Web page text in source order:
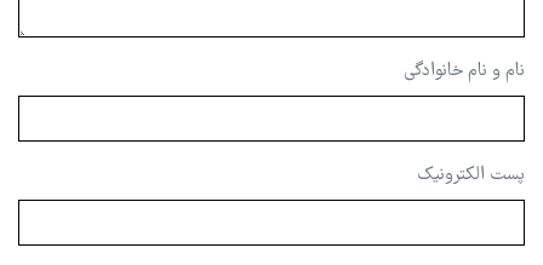
نام و نام خانوادگی
پست الکترونیک